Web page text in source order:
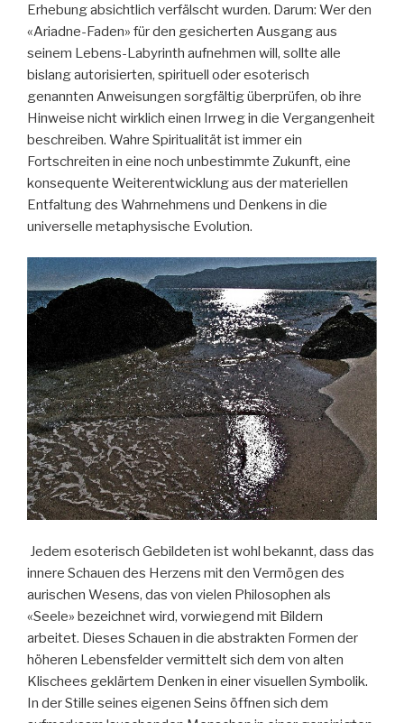
Erhebung absichtlich verfälscht wurden. Darum: Wer den
«Ariadne-Faden» für den gesicherten Ausgang aus
seinem Lebens-Labyrinth aufnehmen will, sollte alle
bislang autorisierten, spirituell oder esoterisch
genannten Anweisungen sorgfältig überprüfen, ob ihre
Hinweise nicht wirklich einen Irrweg in die Vergangenheit
beschreiben. Wahre Spiritualität ist immer ein
Fortschreiten in eine noch unbestimmte Zukunft, eine
konsequente Weiterentwicklung aus der materiellen
Entfaltung des Wahrnehmens und Denkens in die
universelle metaphysische Evolution.
Jedem esoterisch Gebildeten ist wohl bekannt, dass das
innere Schauen des Herzens mit den Vermögen des
aurischen Wesens, das von vielen Philosophen als
«Seele» bezeichnet wird, vorwiegend mit Bildern
arbeitet. Dieses Schauen in die abstrakten Formen der
höheren Lebensfelder vermittelt sich dem von alten
Klischees geklärtem Denken in einer visuellen Symbolik.
In der Stille seines eigenen Seins öffnen sich dem